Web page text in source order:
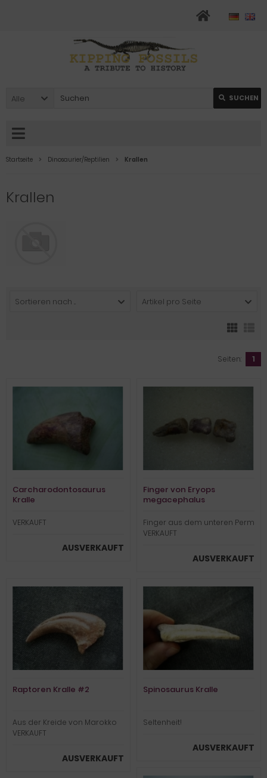
Alle SUCHEN
Startseite Dinosaurier/Reptilien Krallen
Krallen
Sortieren nach ... Artikel pro Seite
Seiten: 1
Carcharodontosaurus
Kralle
VERKAUFT
AUSVERKAUFT
Finger von Eryops
megacephalus
Finger aus dem unteren Perm
VERKAUFT
AUSVERKAUFT
Raptoren Kralle #2
Aus der Kreide von Marokko
VERKAUFT
AUSVERKAUFT
Spinosaurus Kralle
Seltenheit!
AUSVERKAUFT